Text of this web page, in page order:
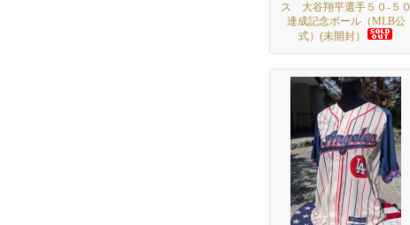
ス 大谷翔平選手５０-５０
達成記念ボール（MLB公
式）(未開封）